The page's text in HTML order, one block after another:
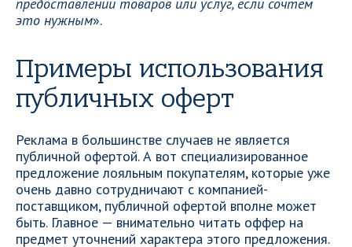
это нужным».
Примеры использования
публичных оферт
Реклама в большинстве случаев не является
публичной офертой. А вот специализированное
предложение лояльным покупателям, которые уже
очень давно сотрудничают с компанией-
поставщиком, публичной офертой вполне может
быть. Главное — внимательно читать оффер на
предмет уточнений характера этого предложения.